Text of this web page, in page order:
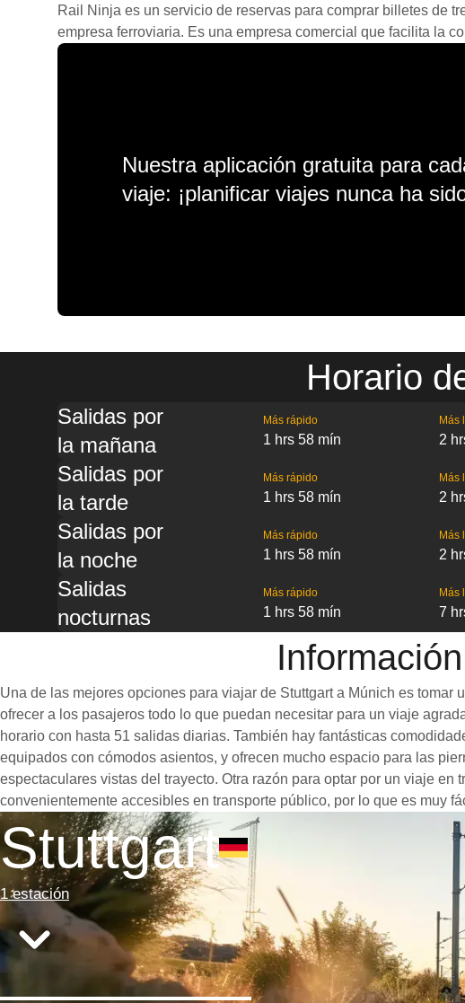
Rail Ninja es un servicio de reservas para comprar billetes de
empresa ferroviaria. Es una empresa comercial que facilita la
Nuestra aplicación gratuita para
viaje: ¡planificar viajes nunca ha
Horario
Salidas por
la mañana
Más rápido
1 hrs 58 mín
Más
2
Salidas por
la tarde
Más rápido
1 hrs 58 mín
Más
2
Salidas por
la noche
Más rápido
1 hrs 58 mín
Más
2
Salidas
nocturnas
Más rápido
1 hrs 58 mín
Más
7
Una de las mejores opciones para viajar de Stuttgart a Múnich es
ofrecer a los pasajeros todo lo que puedan necesitar para un viaje
horario con hasta 51 salidas diarias. También hay fantásticas
equipados con cómodos asientos, y ofrecen mucho espacio para las
espectaculares vistas del trayecto. Otra razón para optar por un viaje
convenientemente accesibles en transporte público, por lo que es muy
Stuttgart
1 estación